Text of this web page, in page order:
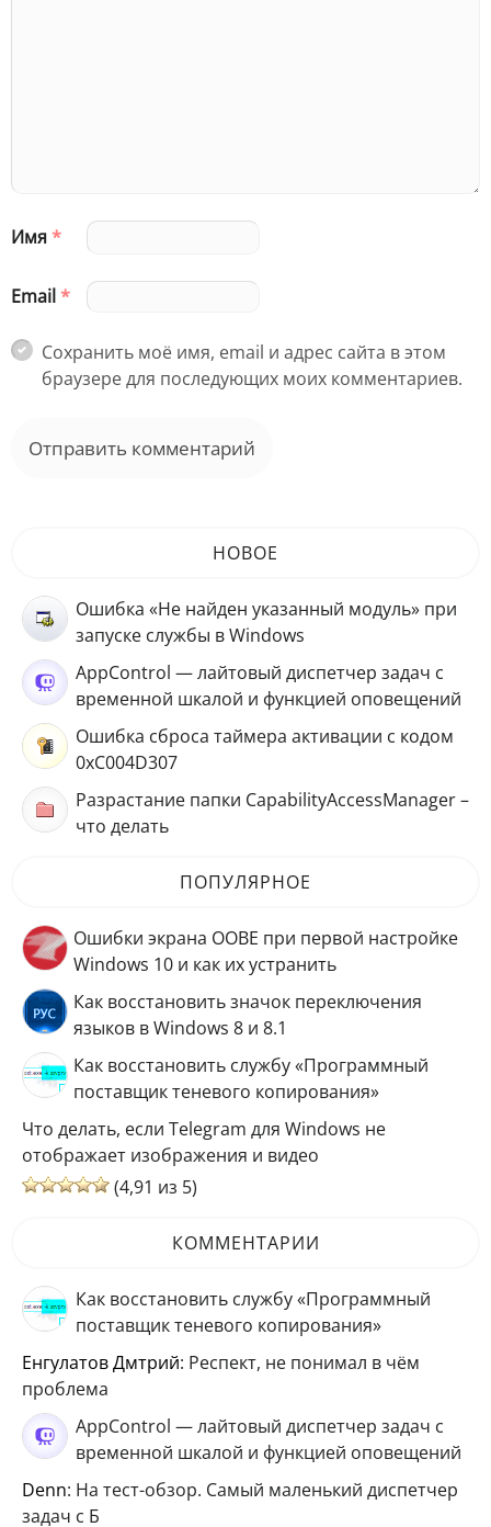
Имя*
Email*
Сохранить моё имя, email и адрес сайта в этом
браузере для последующих моих комментариев.
НОВОЕ
Ошибка «Не найден указанный модуль» при
запуске службы в Windows
AppControl — лайтовый диспетчер задач с
временной шкалой и функцией оповещений
Ошибка сброса таймера активации с кодом
0xC004D307
Разрастание папки CapabilityAccessManager –
что делать
ПОПУЛЯРНОЕ
Ошибки экрана OOBE при первой настройке
Windows 10 и как их устранить
Как восстановить значок переключения
языков в Windows 8 и 8.1
Как восстановить службу «Программный
поставщик теневого копирования»
Что делать, если Telegram для Windows не
отображает изображения и видео
(4,91 из 5)
КОММЕНТАРИИ
Как восстановить службу «Программный
поставщик теневого копирования»
Енгулатов Дмтрий: Респект, не понимал в чём
проблема
AppControl — лайтовый диспетчер задач с
временной шкалой и функцией оповещений
Denn: На тест-обзор. Самый маленький диспетчер
задач с Б